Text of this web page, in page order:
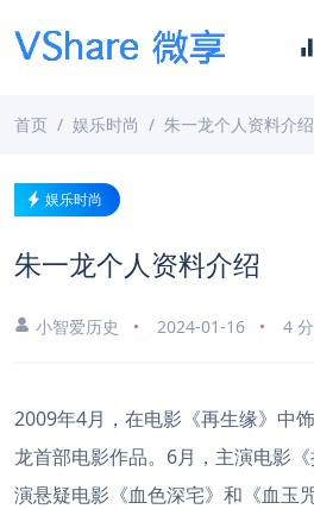
首页 娱乐时尚 朱一龙个人资料介绍
娱乐时尚
朱一龙个人资料介绍
小智爱历史 2024-01-16 4
2009年4月，在电影《再生缘》中
龙首部电影作品。6月，主演电影
演悬疑电影《血色深宅》和《血玉咒